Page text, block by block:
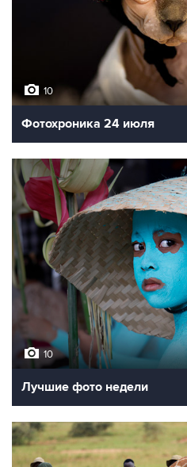
10
Фотохроника 24 июля
10
Лучшие фото недели